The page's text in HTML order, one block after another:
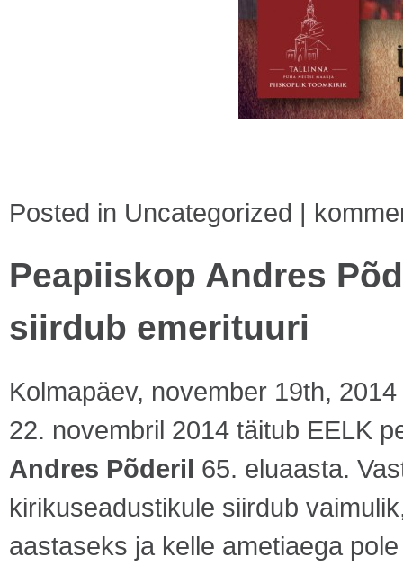
Posted in Uncategorized |
Peapiiskop Andres
siirdub emerituuri
Kolmapäev, november 19th, 2014
22. novembril 2014 täitub EELK
Andres Põderil 65. eluaasta.
kirikuseadustikule siirdub
aastaseks ja kelle ametiaega